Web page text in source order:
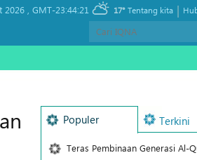
, GMT-23:44:21 17° |
Tentang kita
Populer Terkini
Teras Pembinaan Generasi Al-